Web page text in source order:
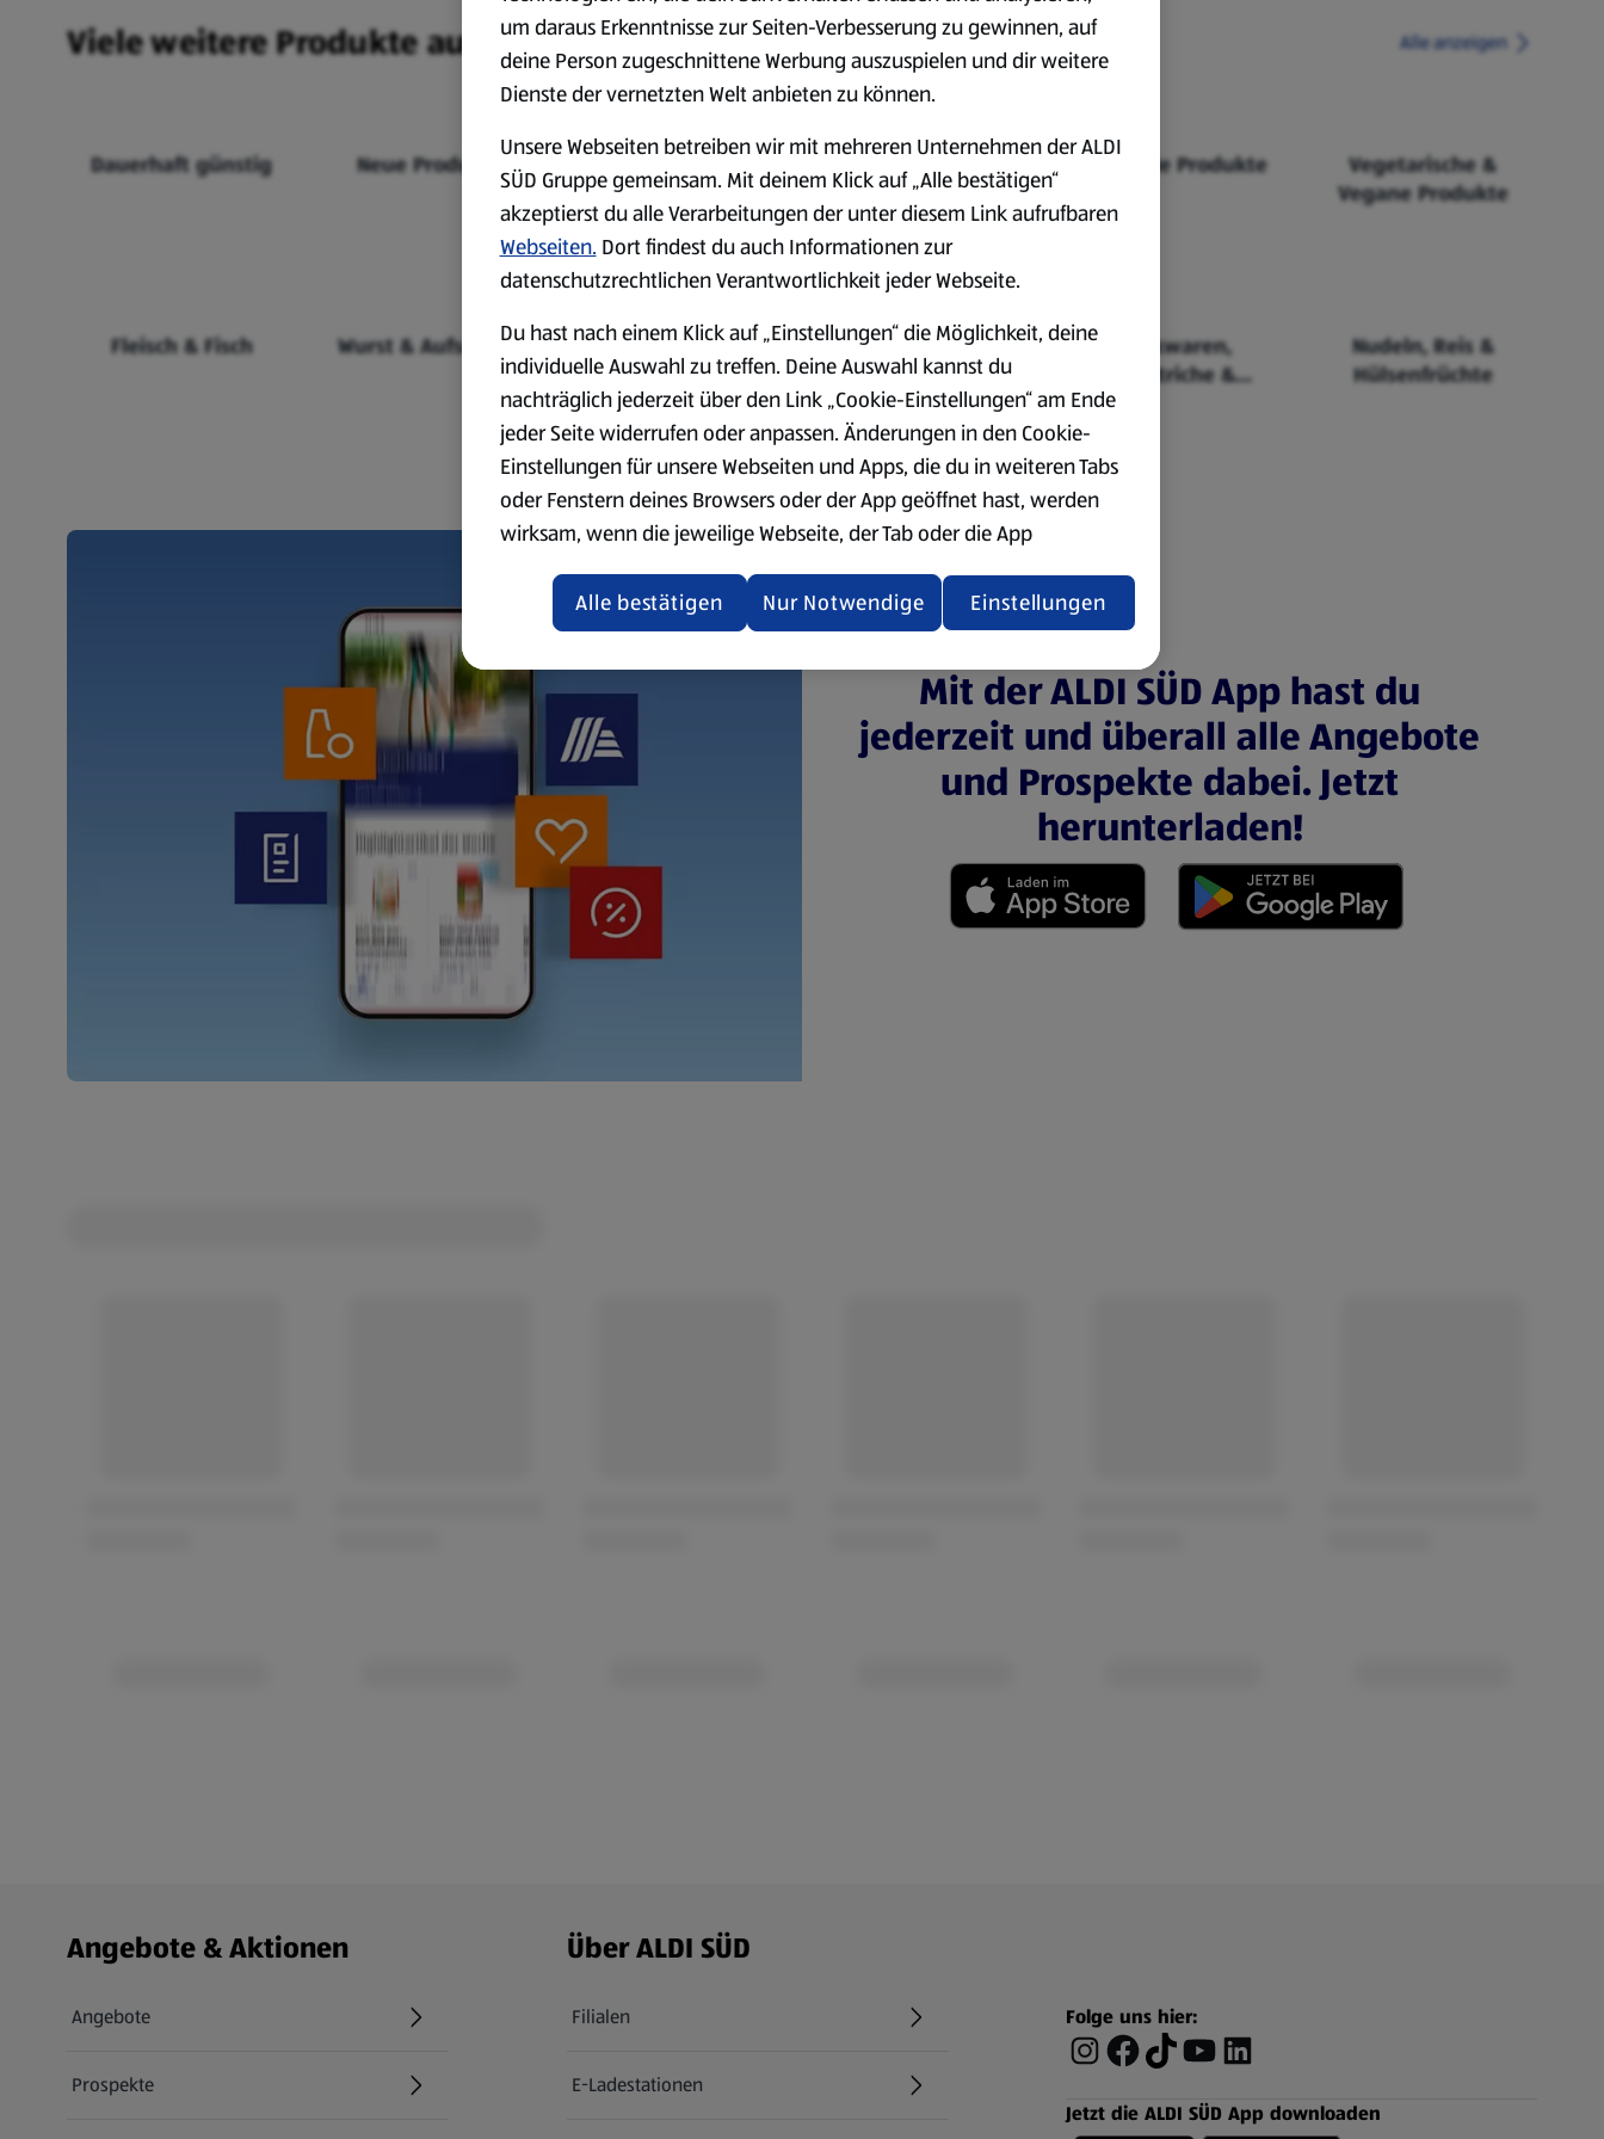
Viele weitere Produkte aus unserem Sortiment. Alle anzeigen
Dauerhaft günstig Neue Produkte Markenprodukte Bio-Produkte Fairtrade Produkte
Vegetarische &
Vegane Produkte
Fleisch & Fisch Wurst & Aufschnitt Käse
Milchprodukte &
Eier
Backwaren,
Aufstriche &
Nudeln, Reis &
Hülsenfrüchte
Mit der ALDI SÜD App hast du
jederzeit und überall alle Angebote
und Prospekte dabei. Jetzt
herunterladen!
Fußzeilenmenü - weitere Links
Angebote & Aktionen
Angebote
Prospekte
Über ALDI SÜD
Filialen
E-Ladestationen
Folge uns hier:
Jetzt die ALDI SÜD App downloaden
um daraus Erkenntnisse zur Seiten-Verbesserung zu gewinnen, auf
deine Person zugeschnittene Werbung auszuspielen und dir weitere
Dienste der vernetzten Welt anbieten zu können.
Unsere Webseiten betreiben wir mit mehreren Unternehmen der ALDI
SÜD Gruppe gemeinsam. Mit deinem Klick auf „Alle bestätigen“
akzeptierst du alle Verarbeitungen der unter diesem Link aufrufbaren
Webseiten. Dort findest du auch Informationen zur
datenschutzrechtlichen Verantwortlichkeit jeder Webseite.
Du hast nach einem Klick auf „Einstellungen“ die Möglichkeit, deine
individuelle Auswahl zu treffen. Deine Auswahl kannst du
nachträglich jederzeit über den Link „Cookie-Einstellungen“ am Ende
jeder Seite widerrufen oder anpassen. Änderungen in den Cookie-
Einstellungen für unsere Webseiten und Apps, die du in weiteren Tabs
oder Fenstern deines Browsers oder der App geöffnet hast, werden
wirksam, wenn die jeweilige Webseite, der Tab oder die App
aktualisiert oder geschlossen und anschließend wieder geöffnet
Datenschutzerklärung zur Verfügung.
Übersicht der Webseitenbetreiber und Datenschutzerklärungen
Einstellungen
Nur Notwendige
Alle bestätigen